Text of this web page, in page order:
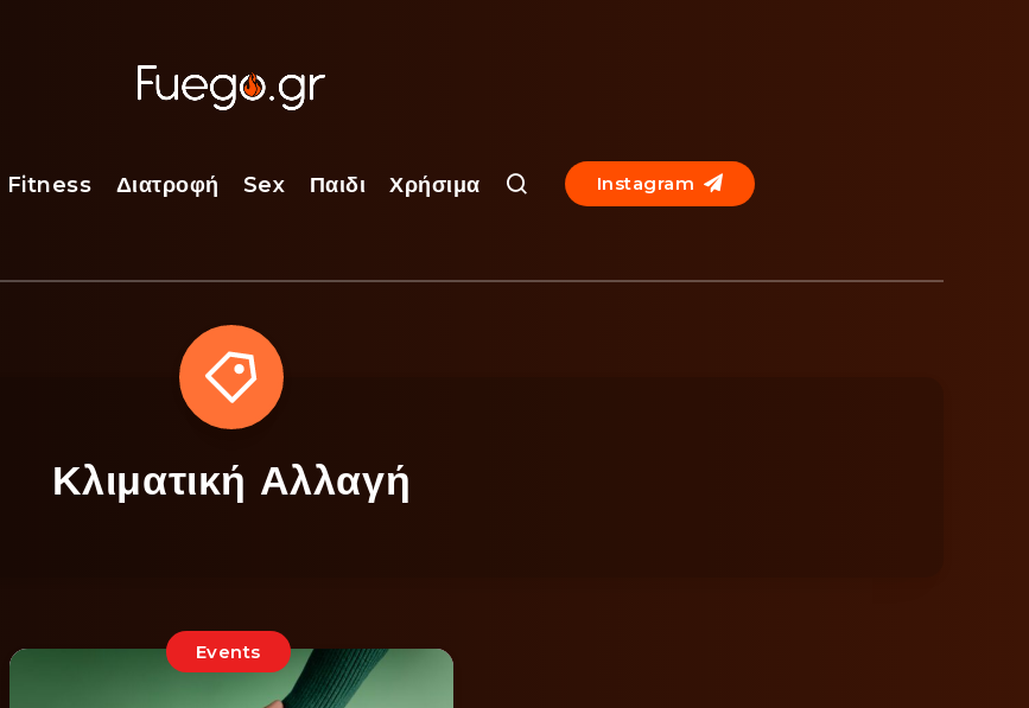
Fitness Διατροφή Sex Παιδι Χρήσιμα Instagram
Κλιματική Αλλαγή
Events